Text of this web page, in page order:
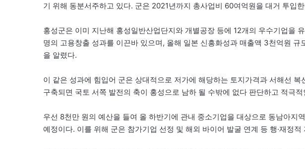
기 위해 동분서주하고 있다. 군은 2021년까지 총사업비 60여억원을 대거 투입
홍성군은 이미 지난해 홍성일반산업단지와 개별공장 등에 12개의 우수기업을
명의 고용창출 성과를 이끈바 있으며, 올해 일본 신흥화성과 매출액 3천억원
을 알렸다.
이 같은 성과에 힘입어 군은 상대적으로 저가에 해당하는 토지가격과 서해선
구축되면 국토 서쪽 발전의 축이 홍성으로 남하 될 수밖에 없다 판단하고 적극
우선 8천만 원의 예산을 들여 올 하반기에 관내 중소기업을 대상으로 동남아지
예정이다. 이를 위해 군은 참가기업 선정 및 해외 바이어 발굴 연계 등 행·재정